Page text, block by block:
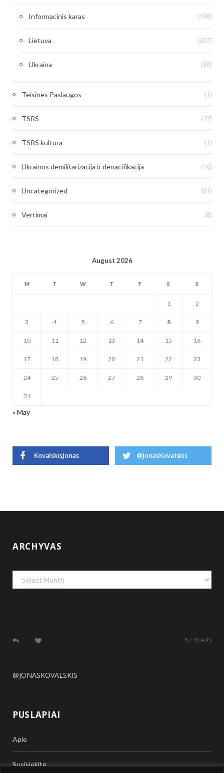
Informacinis karas (198)
Lietuva (267)
Ukraina (30)
Teisines Paslaugos (1)
TSRS (17)
TSRS kultūra (1)
Ukrainos demilitarizacija ir denacifikacija (16)
Uncategorized (81)
Vertimai (8)
August 2026
M T W T F S S
1 2
3 4 5 6 7 8 9
10 11 12 13 14 15 16
17 18 19 20 21 22 23
24 25 26 27 28 29 30
31
« May
KovalskisJonas @JonasKovalskis
ARCHYVAS
Archyvas
57 YEARS
@JONASKOVALSKIS
PUSLAPIAI
Apie
Susisiekite